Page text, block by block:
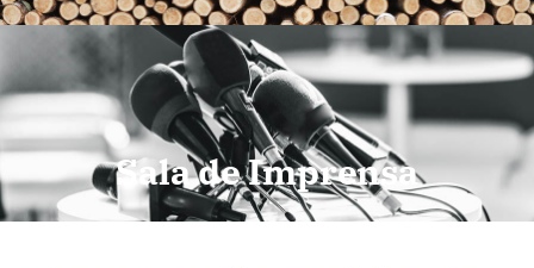
Sala de Imprensa